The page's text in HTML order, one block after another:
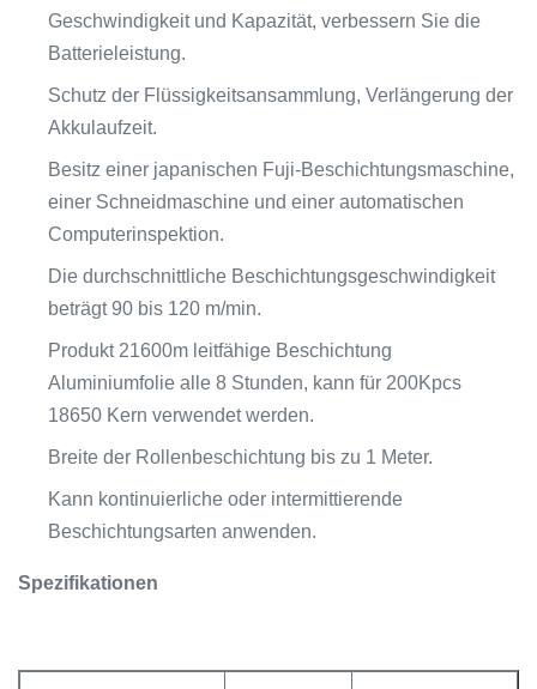
Geschwindigkeit und Kapazität, verbessern Sie die
Batterieleistung.
Schutz der Flüssigkeitsansammlung, Verlängerung der
Akkulaufzeit.
Besitz einer japanischen Fuji-Beschichtungsmaschine,
einer Schneidmaschine und einer automatischen
Computerinspektion.
Die durchschnittliche Beschichtungsgeschwindigkeit
beträgt 90 bis 120 m/min.
Produkt 21600m leitfähige Beschichtung
Aluminiumfolie alle 8 Stunden, kann für 200Kpcs
18650 Kern verwendet werden.
Breite der Rollenbeschichtung bis zu 1 Meter.
Kann kontinuierliche oder intermittierende
Beschichtungsarten anwenden.
Spezifikationen